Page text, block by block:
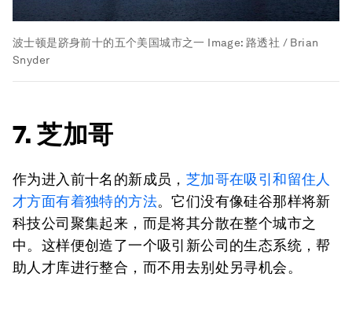
波士顿是跻身前十的五个美国城市之一 Image: 路透社 / Brian
Snyder
7. 芝加哥
作为进入前十名的新成员， 芝加哥在吸引和留住人
才方面有着独特的方法。它们没有像硅谷那样将新
科技公司聚集起来，而是将其分散在整个城市之
中。这样便创造了一个吸引新公司的生态系统，帮
助人才库进行整合，而不用去别处另寻机会。